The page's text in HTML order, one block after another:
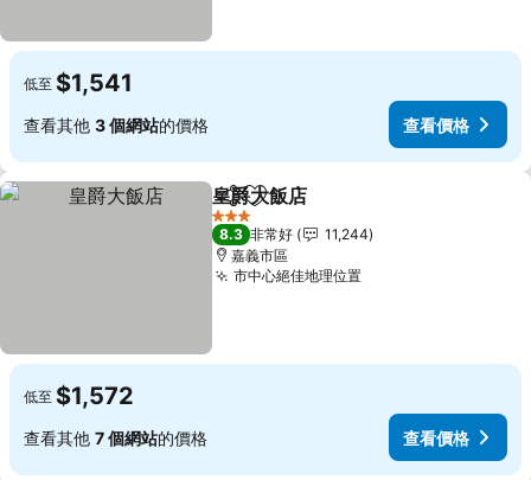
低至 $1,541
查看其他 3 個網站的價格 查看價格
分享 加入我的最愛
皇爵大飯店
3 星級
8.3 非常好
11,244
嘉義市區
市中心絕佳地理位置
低至 $1,572
查看其他 7 個網站的價格 查看價格